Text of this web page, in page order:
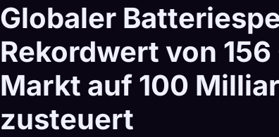
Globaler
Rekordwert von
Markt auf 100
zusteuert